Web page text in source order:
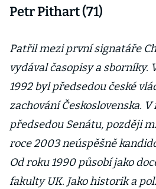
Petr Pithart (71)
Patřil mezi první signatáře
vydával časopisy a sborníky.
1992 byl předsedou české
zachování Československa. V
předsedou Senátu, později
roce 2003 neúspěšně
Od roku 1990 působí jako
fakulty UK. Jako historik a